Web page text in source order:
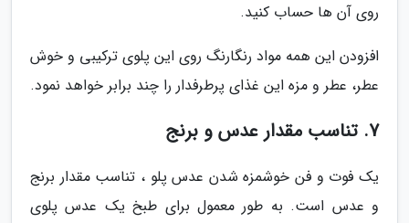
روی آن ها حساب کنید.
افزودن این همه مواد رنگارنگ روی این پلوی ترکیبی و خوش
عطر، عطر و مزه این غذای پرطرفدار را چند برابر خواهد نمود.
7. تناسب مقدار عدس و برنج
یک فوت و فن خوشمزه شدن عدس پلو ، تناسب مقدار برنج
و عدس است. به طور معمول برای طبخ یک عدس پلوی